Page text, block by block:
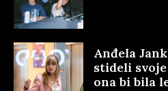
Anđela
stideli
ona bi bila